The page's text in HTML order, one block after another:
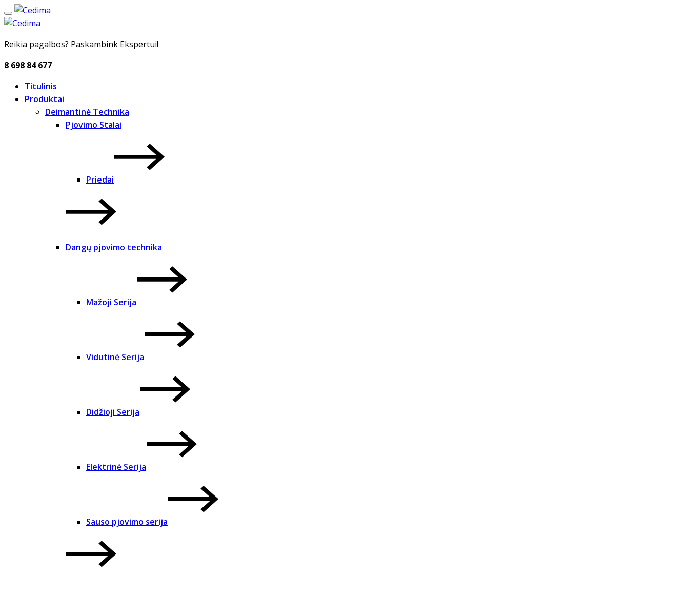
Reikia pagalbos? Paskambink Ekspertui!
8 698 84 677
Titulinis
Produktai
Deimantinė Technika
Pjovimo Stalai
Priedai
Dangų pjovimo technika
Mažoji Serija
Vidutinė Serija
Didžioji Serija
Elektrinė Serija
Sauso pjovimo serija